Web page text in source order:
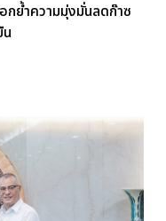
กย้ำความมุ่งมั่นลดก๊าซ